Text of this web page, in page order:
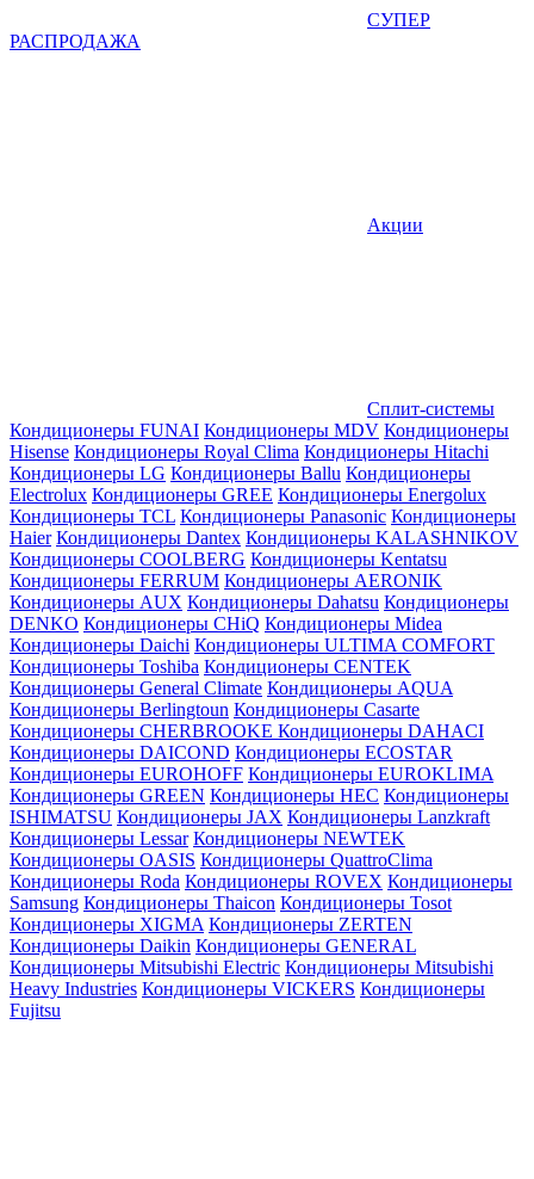
СУПЕР
РАСПРОДАЖА
Акции
Сплит-системы
Кондиционеры FUNAI Кондиционеры MDV Кондиционеры
Hisense Кондиционеры Royal Clima Кондиционеры Hitachi
Кондиционеры LG Кондиционеры Ballu Кондиционеры
Electrolux Кондиционеры GREE Кондиционеры Energolux
Кондиционеры TCL Кондиционеры Panasonic Кондиционеры
Haier Кондиционеры Dantex Кондиционеры KALASHNIKOV
Кондиционеры СOOLBERG Кондиционеры Kentatsu
Кондиционеры FERRUM Кондиционеры AERONIK
Кондиционеры AUX Кондиционеры Dahatsu Кондиционеры
DENKO Кондиционеры CHiQ Кондиционеры Midea
Кондиционеры Daichi Кондиционеры ULTIMA COMFORT
Кондиционеры Toshiba Кондиционеры CENTEK
Кондиционеры General Climate Кондиционеры AQUA
Кондиционеры Berlingtoun Кондиционеры Casarte
Кондиционеры CHERBROOKE Кондиционеры DAHACI
Кондиционеры DAICOND Кондиционеры ECOSTAR
Кондиционеры EUROHOFF Кондиционеры EUROKLIMA
Кондиционеры GREEN Кондиционеры HEC Кондиционеры
ISHIMATSU Кондиционеры JAX Кондиционеры Lanzkraft
Кондиционеры Lessar Кондиционеры NEWTEK
Кондиционеры OASIS Кондиционеры QuattroClima
Кондиционеры Roda Кондиционеры ROVEX Кондиционеры
Samsung Кондиционеры Thaicon Кондиционеры Tosot
Кондиционеры XIGMA Кондиционеры ZERTEN
Кондиционеры Daikin Кондиционеры GENERAL
Кондиционеры Mitsubishi Electric Кондиционеры Mitsubishi
Heavy Industries Кондиционеры VICKERS Кондиционеры
Fujitsu